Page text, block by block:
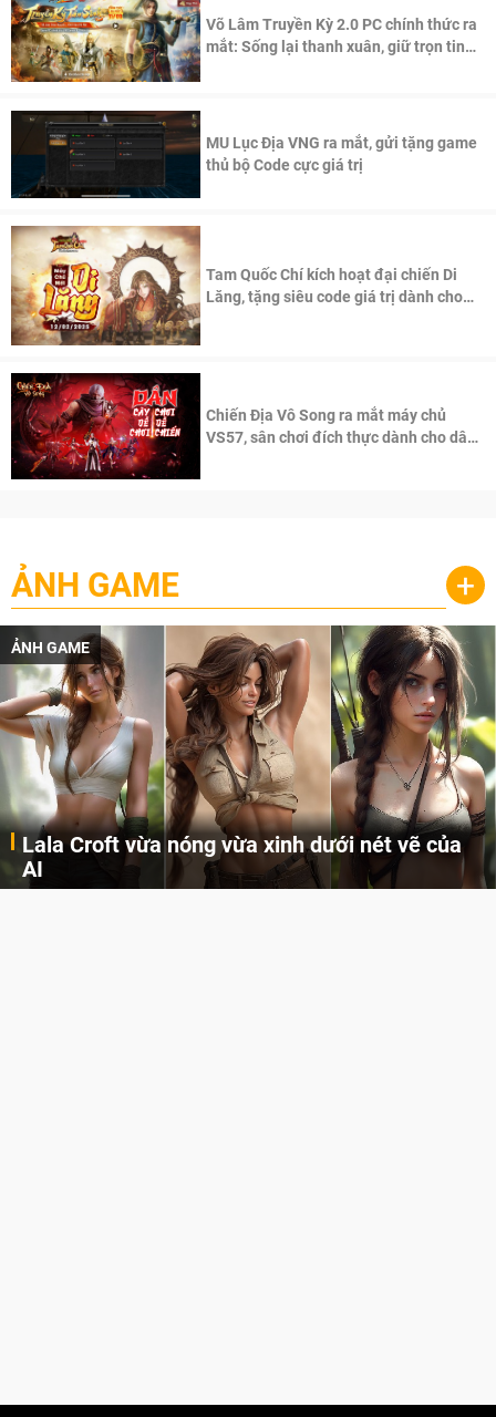
Võ Lâm Truyền Kỳ 2.0 PC chính thức ra
mắt: Sống lại thanh xuân, giữ trọn tinh
MU Lục Địa VNG ra mắt, gửi tặng game
thủ bộ Code cực giá trị
Tam Quốc Chí kích hoạt đại chiến Di
Lăng, tặng siêu code giá trị dành cho
Chiến Địa Vô Song ra mắt máy chủ
VS57, sân chơi đích thực dành cho dân
ẢNH GAME +
ẢNH GAME
Lala Croft vừa nóng vừa xinh dưới nét vẽ của
AI